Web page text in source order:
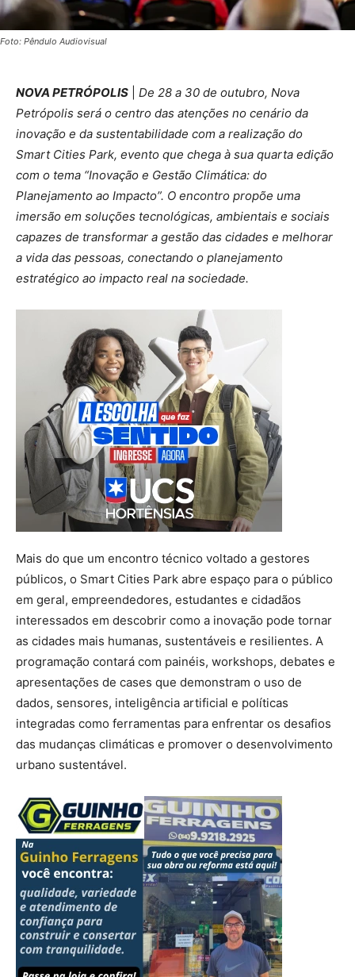
Foto: Pêndulo Audiovisual
NOVA PETRÓPOLIS
De 28 a 30 de outubro, Nova
Petrópolis será o centro das atenções no cenário da
inovação e da sustentabilidade com a realização do
Smart Cities Park, evento que chega à sua quarta edição
com o tema “Inovação e Gestão Climática: do
Planejamento ao Impacto”. O encontro propõe uma
imersão em soluções tecnológicas, ambientais e sociais
capazes de transformar a gestão das cidades e melhorar
a vida das pessoas, conectando o planejamento
estratégico ao impacto real na sociedade.
Mais do que um encontro técnico voltado a gestores
públicos, o Smart Cities Park abre espaço para o público
em geral, empreendedores, estudantes e cidadãos
interessados em descobrir como a inovação pode tornar
as cidades mais humanas, sustentáveis e resilientes. A
programação contará com painéis, workshops, debates e
apresentações de cases que demonstram o uso de
dados, sensores, inteligência artificial e políticas
integradas como ferramentas para enfrentar os desafios
das mudanças climáticas e promover o desenvolvimento
urbano sustentável.